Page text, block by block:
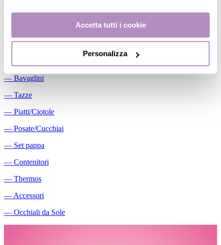
Accetta tutti i cookie
Personalizza
Conservalatte Materno
―Massaggiagengive
― Bavaglini
― Tazze
― Piatti/Ciotole
― Posate/Cucchiai
― Set pappa
― Contenitori
― Thermos
― Accessori
― Occhiali da Sole